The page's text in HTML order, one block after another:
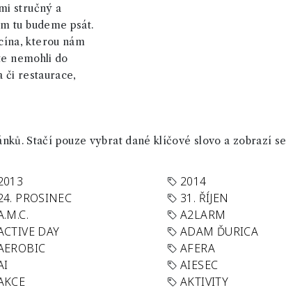
stručný a
tu budeme psát.
kterou nám
nemohli do
či restaurace,
Stačí pouze vybrat dané klíčové slovo a zobrazí
2014
PROSINEC
31. ŘÍJEN
A2LARM
DAY
ADAM ĎURICA
AFERA
AIESEC
AKTIVITY